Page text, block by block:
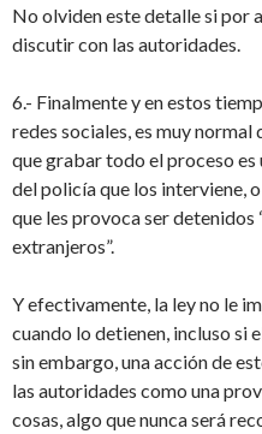
No olviden este detalle si por
discutir con las autoridades.
6.- Finalmente y en estos
redes sociales, es muy
que grabar todo el proceso es
del policía que los interviene,
que les provoca ser
extranjeros”.
Y efectivamente, la ley no le
cuando lo detienen, incluso si
sin embargo, una acción de
las autoridades como una
cosas, algo que nunca será